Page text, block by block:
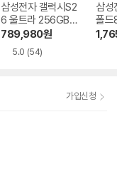
삼성전자 갤럭시S2
6 울트라 256GB,
SKT 기기변경 완납
789,980원
5.0 (54)
삼성
폴드
GB,
가입신청